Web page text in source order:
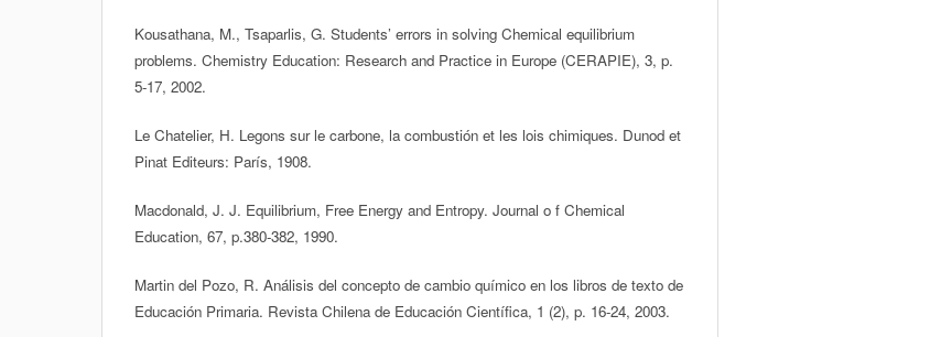
Kousathana, M., Tsaparlis, G. Students’ errors in solving Chemical equilibrium
problems. Chemistry Education: Research and Practice in Europe (CERAPIE), 3, p.
5-17, 2002.
Le Chatelier, H. Legons sur le carbone, la combustión et les lois chimiques. Dunod et
Pinat Editeurs: París, 1908.
Macdonald, J. J. Equilibrium, Free Energy and Entropy. Journal o f Chemical
Education, 67, p.380-382, 1990.
Martin del Pozo, R. Análisis del concepto de cambio químico en los libros de texto de
Educación Primaria. Revista Chilena de Educación Científica, 1 (2), p. 16-24, 2003.